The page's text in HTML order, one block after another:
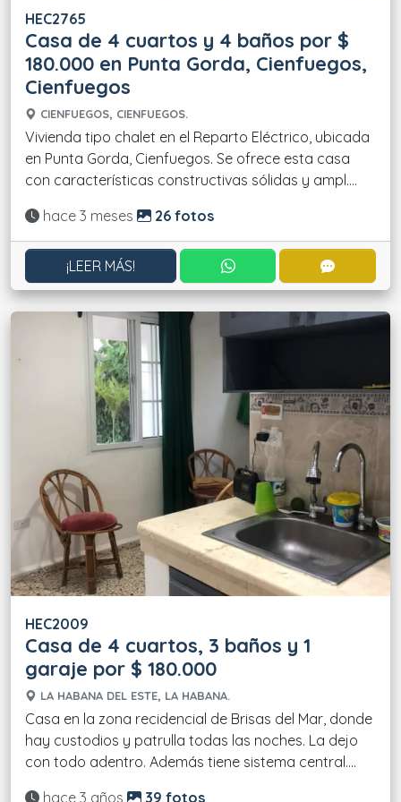
HEC2765
Casa de 4 cuartos y 4 baños por $
180.000 en Punta Gorda, Cienfuegos,
Cienfuegos
CIENFUEGOS, CIENFUEGOS.
Vivienda tipo chalet en el Reparto Eléctrico, ubicada
en Punta Gorda, Cienfuegos. Se ofrece esta casa
con características constructivas sólidas y ampl....
Actualizado:
hace 3 meses 26 fotos
¡LEER MÁS! CONTACTAR POR
HEC2009
Casa de 4 cuartos, 3 baños y 1
garaje por $ 180.000
LA HABANA DEL ESTE, LA HABANA.
Casa en la zona recidencial de Brisas del Mar, donde
hay custodios y patrulla todas las noches. La dejo
con todo adentro. Además tiene sistema central....
Actualizado:
hace 3 años 39 fotos